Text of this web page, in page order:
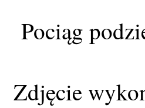
Pociąg
Zdjęcie